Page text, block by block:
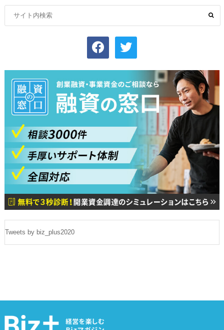
facebook twitter
Tweets by biz_plus2020